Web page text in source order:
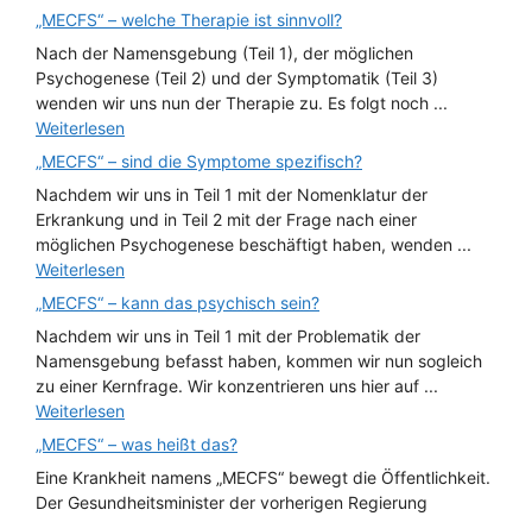
„MECFS“ – welche Therapie ist sinnvoll?
Nach der Namensgebung (Teil 1), der möglichen
Psychogenese (Teil 2) und der Symptomatik (Teil 3)
wenden wir uns nun der Therapie zu. Es folgt noch ...
Weiterlesen
„MECFS“ – sind die Symptome spezifisch?
Nachdem wir uns in Teil 1 mit der Nomenklatur der
Erkrankung und in Teil 2 mit der Frage nach einer
möglichen Psychogenese beschäftigt haben, wenden ...
Weiterlesen
„MECFS“ – kann das psychisch sein?
Nachdem wir uns in Teil 1 mit der Problematik der
Namensgebung befasst haben, kommen wir nun sogleich
zu einer Kernfrage. Wir konzentrieren uns hier auf ...
Weiterlesen
„MECFS“ – was heißt das?
Eine Krankheit namens „MECFS“ bewegt die Öffentlichkeit.
Der Gesundheitsminister der vorherigen Regierung